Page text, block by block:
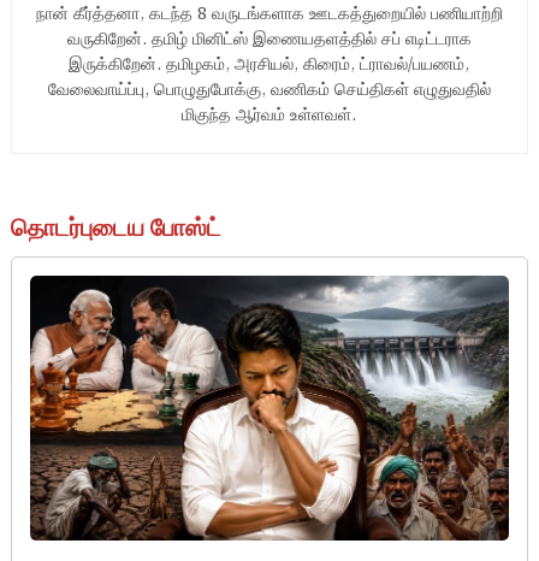
நான் கீர்த்தனா, கடந்த 8 வருடங்களாக ஊடகத்துறையில் பணியாற்றி
வருகிறேன். தமிழ் மினிட்ஸ் இணையதளத்தில் சப் எடிட்டராக
இருக்கிறேன். தமிழகம், அரசியல், கிரைம், ட்ராவல்/பயணம்,
வேலைவாய்ப்பு, பொழுதுபோக்கு, வணிகம் செய்திகள் எழுதுவதில்
மிகுந்த ஆர்வம் உள்ளவள்.
தொடர்புடைய போஸ்ட்